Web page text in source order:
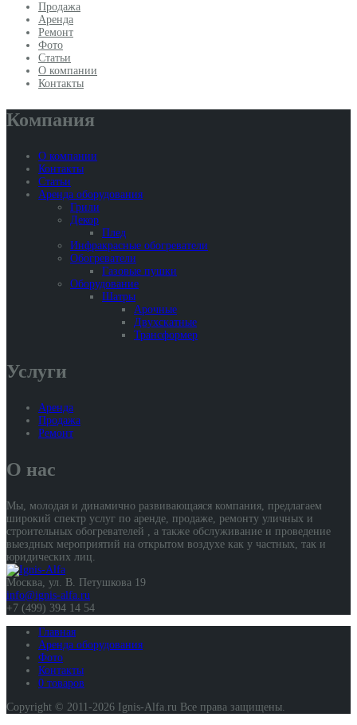
Продажа
Аренда
Ремонт
Фото
Статьи
О компании
Контакты
Компания
О компании
Контакты
Статьи
Аренда оборудования
Грили
Декор
Плед
Инфракрасные обогреватели
Обогреватели
Газовые пушки
Оборудование
Шатры
Арочные
Двухскатные
Трансформер
Услуги
Аренда
Продажа
Ремонт
О нас
Мы, молодая и динамично развивающаяся компания, предлагаем
широкий спектр услуг по аренде, продаже, ремонту уличных и
строительных обогревателей , а также обслуживание и проведение
выездных мероприятий на открытом воздухе как у частных, так и
юридических лиц.
Москва, ул. В. Петушкова 19
info@ignis-alfa.ru
+7 (499) 394 14 54
Главная
Аренда оборудования
Фото
Контакты
0 товаров
Copyright © 2011-2026 Ignis-Alfa.ru Все права защищены.